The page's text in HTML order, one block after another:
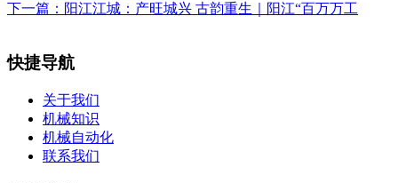
下一篇： 阳江江城：产旺城兴 古韵重生｜阳江“百万万工
快捷导航
关于我们
机械知识
机械自动化
联系我们